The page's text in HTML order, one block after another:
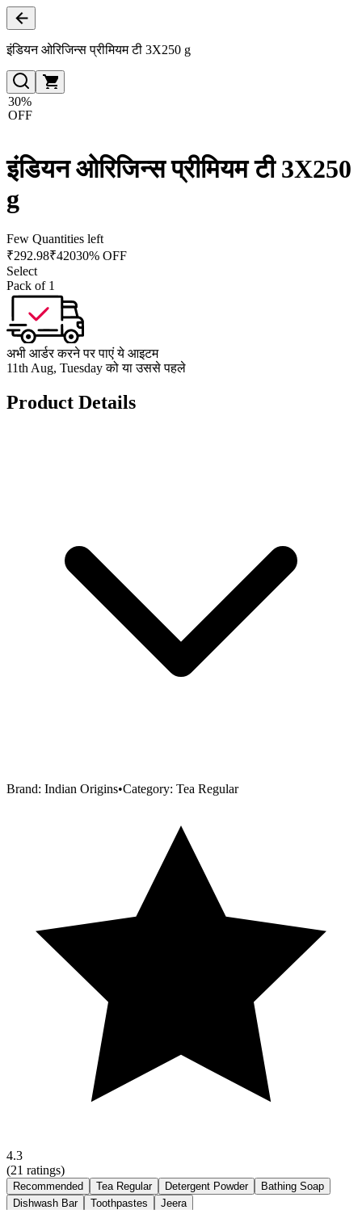
इंडियन ओरिजिन्स प्रीमियम टी 3X250 g
30%
OFF
इंडियन ओरिजिन्स प्रीमियम टी 3X250
g
Few Quantities left
₹292.98₹42030% OFF
Select
Pack of 1
अभी आर्डर करने पर पाएं ये आइटम
11th Aug, Tuesday को या उससे पहले
Product Details
Brand: Indian Origins•Category: Tea Regular
4.3
(21 ratings)
Recommended Tea Regular Detergent Powder
Bathing Soap
Dishwash Bar
Toothpastes Jeera